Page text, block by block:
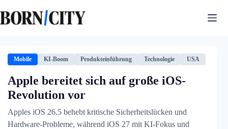
Inhalt
springen
Mobile KI-Boom Produkteinführung Technologie USA
Apple bereitet sich auf große iOS-
Revolution vor
Apples iOS 26.5 behebt kritische Sicherheitslücken und
Hardware-Probleme, während iOS 27 mit KI-Fokus und